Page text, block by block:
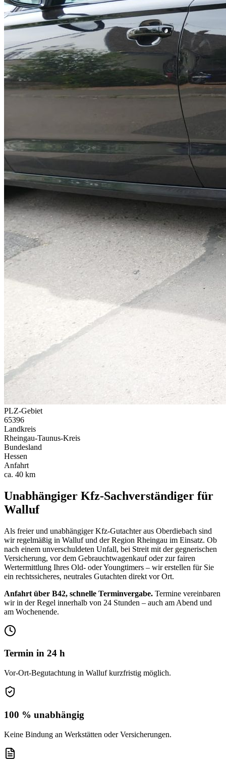
PLZ-Gebiet
65396
Landkreis
Rheingau-Taunus-Kreis
Bundesland
Hessen
Anfahrt
ca. 40 km
Unabhängiger Kfz-Sachverständiger für
Walluf
Als freier und unabhängiger Kfz-Gutachter aus Oberdiebach sind
wir regelmäßig in Wallufund der Region Rheingau im Einsatz. Ob
nach einem unverschuldeten Unfall, bei Streit mit der gegnerischen
Versicherung, vor dem Gebrauchtwagenkauf oder zur fairen
Wertermittlung Ihres Old- oder Youngtimers – wir erstellen für Sie
ein rechtssicheres, neutrales Gutachten direkt vor Ort.
Anfahrt über B42, schnelle Terminvergabe. Termine vereinbaren
wir in der Regel innerhalb von 24 Stunden – auch am Abend und
am Wochenende.
Termin in 24 h
Vor-Ort-Begutachtung in Walluf kurzfristig möglich.
100 % unabhängig
Keine Bindung an Werkstätten oder Versicherungen.